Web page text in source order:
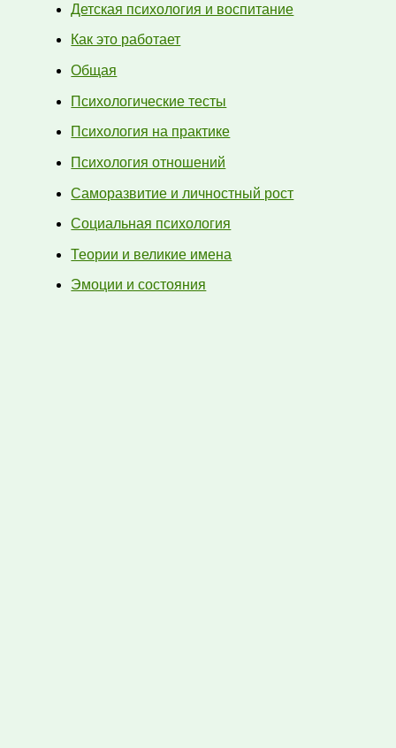
Детская психология и воспитание
Как это работает
Общая
Психологические тесты
Психология на практике
Психология отношений
Саморазвитие и личностный рост
Социальная психология
Теории и великие имена
Эмоции и состояния